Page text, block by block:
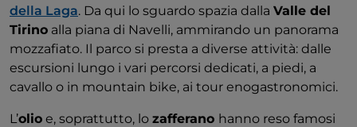
della Laga. Da qui lo sguardo spazia dalla Valle del
Tirino alla piana di Navelli, ammirando un panorama
mozzafiato. Il parco si presta a diverse attività: dalle
escursioni lungo i vari percorsi dedicati, a piedi, a
cavallo o in mountain bike, ai tour enogastronomici.
L’olio e, soprattutto, lo zafferano hanno reso famosi